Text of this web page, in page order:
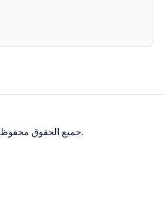
© 2026 Kalstein. جميع الحقوق محفوظة.